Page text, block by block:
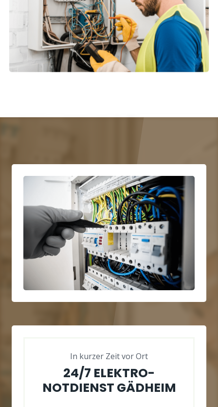
In kurzer Zeit vor Ort
24/7 ELEKTRO-
NOTDIENST GÄDHEIM